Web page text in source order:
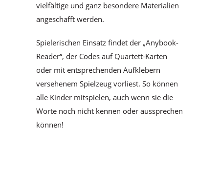
vielfältige und ganz besondere Materialien
angeschafft werden.
Spielerischen Einsatz findet der „Anybook-
Reader“, der Codes auf Quartett-Karten
oder mit entsprechenden Aufklebern
versehenem Spielzeug vorliest. So können
alle Kinder mitspielen, auch wenn sie die
Worte noch nicht kennen oder aussprechen
können!